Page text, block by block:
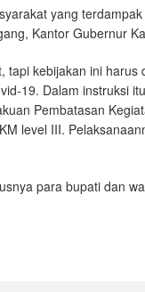
yang terdampak
Kantor Gubernur
kebijakan ini harus
19. Dalam instruksi
Pembatasan
level III.
para bupati dan